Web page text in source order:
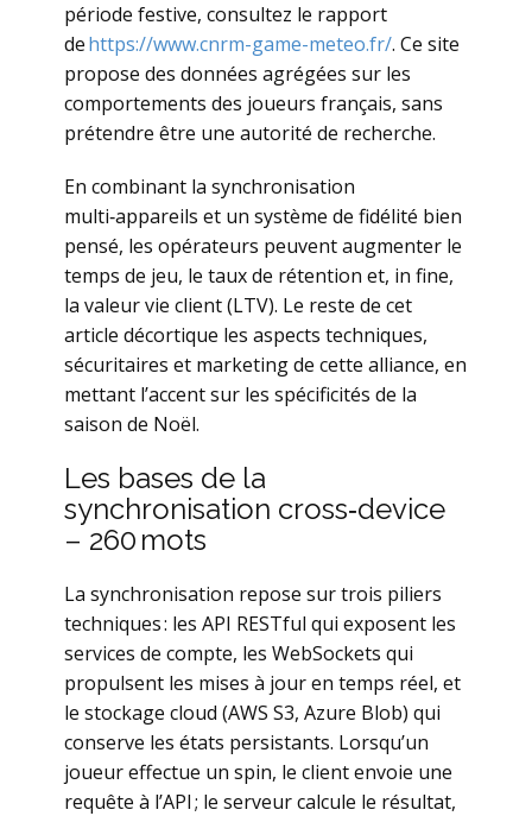
période festive, consultez le rapport
dehttps://www.cnrm-game-meteo.fr/. Ce site
propose des données agrégées sur les
comportements des joueurs français, sans
prétendre être une autorité de recherche.
En combinant la synchronisation
multi‑appareils et un système de fidélité bien
pensé, les opérateurs peuvent augmenter le
temps de jeu, le taux de rétention et, in fine,
la valeur vie client (LTV). Le reste de cet
article décortique les aspects techniques,
sécuritaires et marketing de cette alliance, en
mettant l’accent sur les spécificités de la
saison de Noël.
Les bases de la
synchronisation cross‑device
– 260 mots
La synchronisation repose sur trois piliers
techniques : les API RESTful qui exposent les
services de compte, les WebSockets qui
propulsent les mises à jour en temps réel, et
le stockage cloud (AWS S3, Azure Blob) qui
conserve les états persistants. Lorsqu’un
joueur effectue un spin, le client envoie une
requête à l’API ; le serveur calcule le résultat,